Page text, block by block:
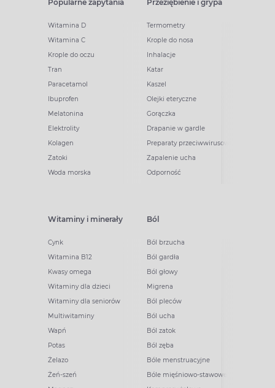
Popularne zapytania
Witamina D
Witamina C
Krople do oczu
Tran
Paracetamol
Ibuprofen
Melatonina
Elektrolity
Kolagen
Zatoki
Woda morska
Przeziębienie i grypa
Termometry
Krople do nosa
Inhalacje
Katar
Kaszel
Olejki eteryczne
Gorączka
Drapanie w gardle
Preparaty przeciwwirusowe
Zapalenie ucha
Odporność
Witaminy i minerały
Cynk
Witamina B12
Kwasy omega
Witaminy dla dzieci
Witaminy dla seniorów
Multiwitaminy
Wapń
Potas
Żelazo
Żeń-szeń
Ból
Ból brzucha
Ból gardła
Ból głowy
Migrena
Ból pleców
Ból ucha
Ból zatok
Ból zęba
Bóle menstruacyjne
Bóle mięśniowo-stawowe